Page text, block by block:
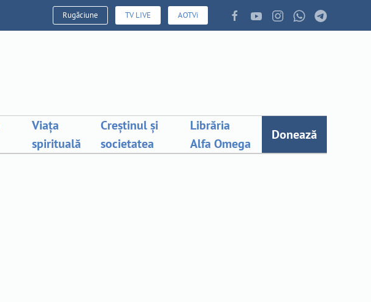
Rugăciune TV LIVE AOTVi
Viața
spirituală
Creștinul și
societatea
Librăria
Alfa Omega
Donează